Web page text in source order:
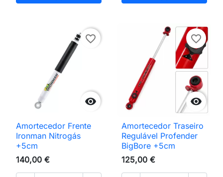

favorite_border
Amortecedor Frente
Ironman Nitrogás
+5cm
140,00 €

favorite_border
Amortecedor Traseiro
Regulável Profender
BigBore +5cm
125,00 €